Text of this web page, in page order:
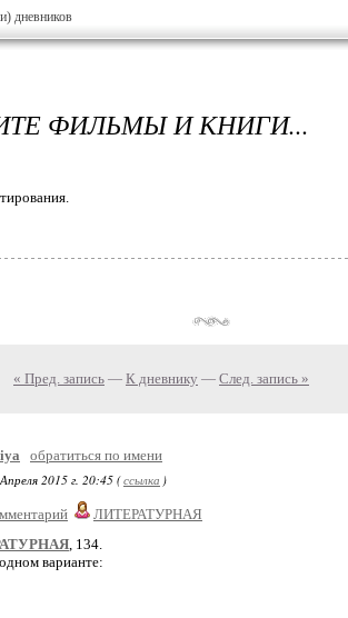
дневников
ФИЛЬМЫ И КНИГИ...
« Пред. запись — К дневнику — След. запись »
обратиться по имени
2015 г. 20:45 (ссылка )
ЛИТЕРАТУРНАЯ
, 134.
варианте: